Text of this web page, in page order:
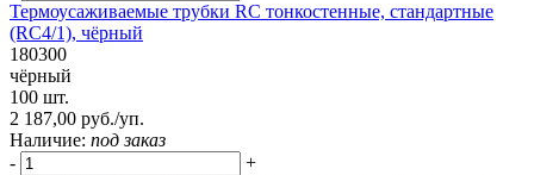
Термоусаживаемые трубки RC тонкостенные, стандартные
(RC4/1), чёрный
180300
чёрный
100 шт.
2 187,00 руб./уп.
Наличие: под заказ
-
+